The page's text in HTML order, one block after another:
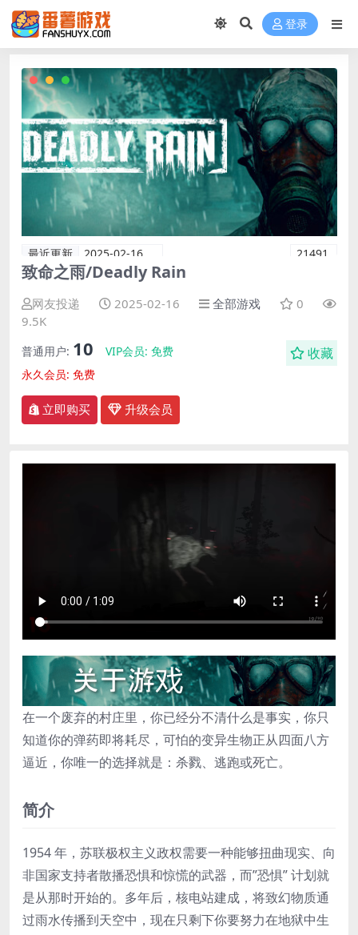
登录
最近更新 2025-02-16 21491
致命之雨/Deadly Rain
网友投递 2025-02-16 全部游戏
0
9.5K
普通用户: 10 VIP会员: 免费
永久会员: 免费
收藏
立即购买 升级会员
在一个废弃的村庄里，你已经分不清什么是事实，你只
知道你的弹药即将耗尽，可怕的变异生物正从四面八方
逼近，你唯一的选择就是：杀戮、逃跑或死亡。
简介
1954 年，苏联极权主义政权需要一种能够扭曲现实、向
非国家支持者散播恐惧和惊慌的武器，而”恐惧” 计划就
是从那时开始的。多年后，核电站建成，将致幻物质通
过雨水传播到天空中，现在只剩下你要努力在地狱中生